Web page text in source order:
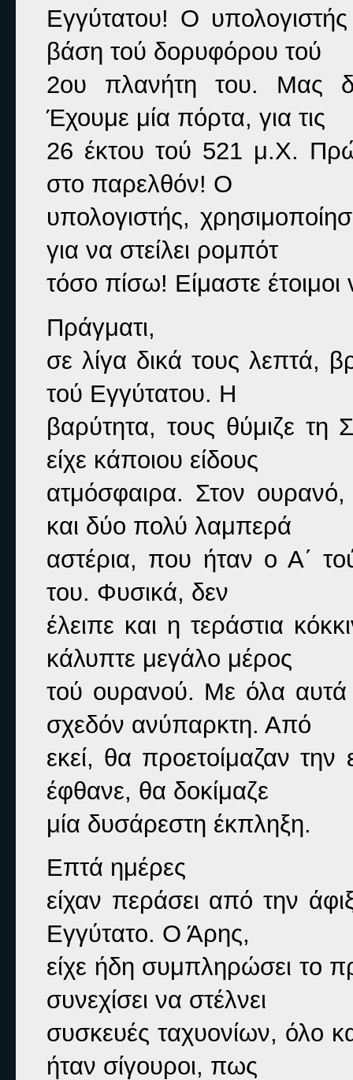
Εγγύτατου! Ο
βάση τού δορυφόρου τού
2ου πλανήτη του. Μας
Έχουμε μία πόρτα, για τις
26 έκτου τού 521 μ.Χ.
στο παρελθόν! Ο
υπολογιστής,
για να στείλει ρομπότ
τόσο πίσω! Είμαστε
Πράγματι,
σε λίγα δικά τους λεπτά,
τού Εγγύτατου. Η
βαρύτητα, τους θύμιζε
είχε κάποιου είδους
ατμόσφαιρα. Στον
και δύο πολύ λαμπερά
αστέρια, που ήταν ο Α΄
του. Φυσικά, δεν
έλειπε και η τεράστια
κάλυπτε μεγάλο μέρος
τού ουρανού. Με όλα
σχεδόν ανύπαρκτη. Από
εκεί, θα προετοίμαζαν
έφθανε, θα δοκίμαζε
μία δυσάρεστη έκπληξη.
Επτά ημέρες
είχαν περάσει από την
Εγγύτατο. Ο Άρης,
είχε ήδη συμπληρώσει το
συνεχίσει να στέλνει
συσκευές ταχυονίων, όλο
ήταν σίγουροι, πως